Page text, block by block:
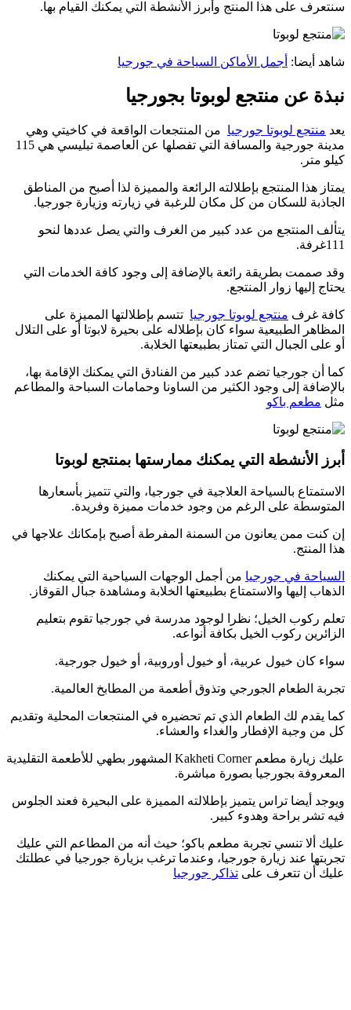
سنتعرف على هذا المنتج وأبرز الأنشطة التي يمكنك القيام بها.
شاهد أيضا: أجمل الأماكن السياحة في جورجيا
نبذة عن منتجع لوبوتا بجورجيا
يعد منتجع لوبوتا جورجيا من المنتجعات الواقعة في كاخيتي وهي
مدينة جورجية والمسافة التي تفصلها عن العاصمة تبليسي هي 115
كيلو متر.
يمتاز هذا المنتجع بإطلالته الرائعة والمميزة لذا أصبح من المناطق
الجاذبة للسكان من كل مكان للرغبة في زيارته وزيارة جورجيا.
يتألف المنتجع من عدد كبير من الغرف والتي يصل عددها لنحو
111غرفة.
وقد صممت بطريقة رائعة بالإضافة إلى وجود كافة الخدمات التي
يحتاج إليها زوار المنتجع.
كافة غرف منتجع لوبوتا جورجيا تتسم بإطلالتها المميزة على
المظاهر الطبيعية سواء كان بإطلاله على بحيرة لابوتا أو على التلال
أو على الجبال التي تمتاز بطبيعتها الخلابة.
كما أن جورجيا تضم عدد كبير من الفنادق التي يمكنك الإقامة بها،
بالإضافة إلى وجود الكثير من الساونا وحمامات السباحة والمطاعم
مثل مطعم باكو
أبرز الأنشطة التي يمكنك ممارستها بمنتجع لوبوتا
الاستمتاع بالسياحة العلاجية في جورجيا، والتي تتميز بأسعارها
المتوسطة على الرغم من وجود خدمات مميزة وفريدة.
إن كنت ممن يعانون من السمنة المفرطة أصبح بإمكانك علاجها في
هذا المنتج.
السياحة في جورجيا من أجمل الوجهات السياحية التي يمكنك
الذهاب إليها والاستمتاع بطبيعتها الخلابة ومشاهدة جبال القوقاز.
تعلم ركوب الخيل؛ نظرا لوجود مدرسة في جورجيا تقوم بتعليم
الزائرين ركوب الخيل بكافة أنواعه.
سواء كان خيول عربية، أو خيول أوروبية، أو خيول جورجية.
تجربة الطعام الجورجي وتذوق أطعمة من المطابخ العالمية.
كما يقدم لك الطعام الذي تم تحضيره في المنتجعات المحلية وتقديم
كل من وجبة الإفطار والغداء والعشاء.
عليك زيارة مطعم Kakheti Corner المشهور بطهي للأطعمة التقليدية
المعروفة بجورجيا بصورة مباشرة.
ويوجد أيضا تراس يتميز بإطلالته المميزة على البحيرة فعند الجلوس
فيه تشر براحة وهدوء كبير.
عليك ألا تنسي تجربة مطعم باكو؛ حيث أنه من المطاعم التي عليك
تجربتها عند زيارة جورجيا، وعندما ترغب بزيارة جورجيا في عطلتك
عليك أن تتعرف على تذاكر جورجيا